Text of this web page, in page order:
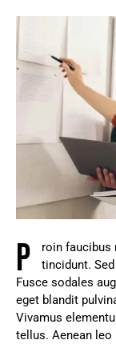
P
roin faucibus
tincidunt.
Fusce sodales
eget blandit
Vivamus
tellus. Aenean